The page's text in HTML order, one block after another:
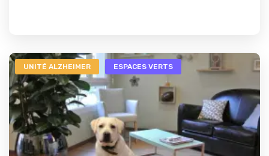
UNITÉ ALZHEIMER ESPACES VERTS